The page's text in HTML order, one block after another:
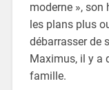
moderne », son
les plans plus
débarrasser de
Maximus, il y a
famille.